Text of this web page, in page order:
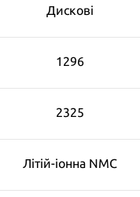
Дискові
1296
2325
Літій-іонна NMC